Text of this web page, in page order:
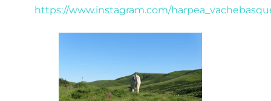
https://www.instagram.com/